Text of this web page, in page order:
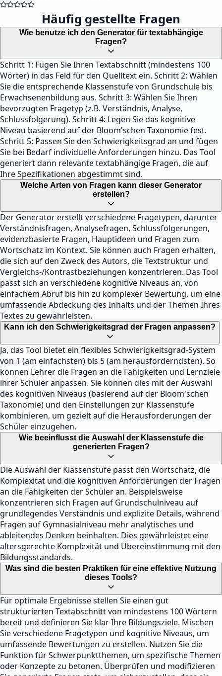
Häufig gestellte Fragen
Wie benutze ich den Generator für textabhängige
Fragen?
Schritt 1: Fügen Sie Ihren Textabschnitt (mindestens 100
Wörter) in das Feld für den Quelltext ein. Schritt 2: Wählen
Sie die entsprechende Klassenstufe von Grundschule bis
Erwachsenenbildung aus. Schritt 3: Wählen Sie Ihren
bevorzugten Fragetyp (z.B. Verständnis, Analyse,
Schlussfolgerung). Schritt 4: Legen Sie das kognitive
Niveau basierend auf der Bloom'schen Taxonomie fest.
Schritt 5: Passen Sie den Schwierigkeitsgrad an und fügen
Sie bei Bedarf individuelle Anforderungen hinzu. Das Tool
generiert dann relevante textabhängige Fragen, die auf
Ihre Spezifikationen abgestimmt sind.
Welche Arten von Fragen kann dieser Generator
erstellen?
Der Generator erstellt verschiedene Fragetypen, darunter
Verständnisfragen, Analysefragen, Schlussfolgerungen,
evidenzbasierte Fragen, Hauptideen und Fragen zum
Wortschatz im Kontext. Sie können auch Fragen erhalten,
die sich auf den Zweck des Autors, die Textstruktur und
Vergleichs-/Kontrastbeziehungen konzentrieren. Das Tool
passt sich an verschiedene kognitive Niveaus an, von
einfachem Abruf bis hin zu komplexer Bewertung, um eine
umfassende Abdeckung des Inhalts und der Themen Ihres
Textes zu gewährleisten.
Kann ich den Schwierigkeitsgrad der Fragen anpassen?
Ja, das Tool bietet ein flexibles Schwierigkeitsgrad-System
von 1 (am einfachsten) bis 5 (am herausforderndsten). So
können Lehrer die Fragen an die Fähigkeiten und Lernziele
ihrer Schüler anpassen. Sie können dies mit der Auswahl
des kognitiven Niveaus (basierend auf der Bloom'schen
Taxonomie) und den Einstellungen zur Klassenstufe
kombinieren, um gezielt auf die Herausforderungen der
Schüler einzugehen.
Wie beeinflusst die Auswahl der Klassenstufe die
generierten Fragen?
Die Auswahl der Klassenstufe passt den Wortschatz, die
Komplexität und die kognitiven Anforderungen der Fragen
an die Fähigkeiten der Schüler an. Beispielsweise
konzentrieren sich Fragen auf Grundschulniveau auf
grundlegendes Verständnis und explizite Details, während
Fragen auf Gymnasialniveau mehr analytisches und
ableitendes Denken beinhalten. Dies gewährleistet eine
altersgerechte Komplexität und Übereinstimmung mit den
Bildungsstandards.
Was sind die besten Praktiken für eine effektive Nutzung
dieses Tools?
Für optimale Ergebnisse stellen Sie einen gut
strukturierten Textabschnitt von mindestens 100 Wörtern
bereit und definieren Sie klar Ihre Bildungsziele. Mischen
Sie verschiedene Fragetypen und kognitive Niveaus, um
umfassende Bewertungen zu erstellen. Nutzen Sie die
Funktion für Schwerpunktthemen, um spezifische Themen
oder Konzepte zu betonen. Überprüfen und modifizieren